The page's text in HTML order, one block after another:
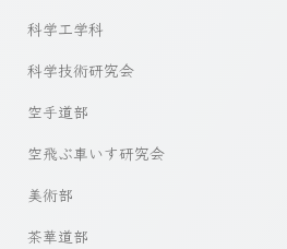
科学工学科
科学技術研究会
空手道部
空飛ぶ車いす研究会
美術部
茶華道部